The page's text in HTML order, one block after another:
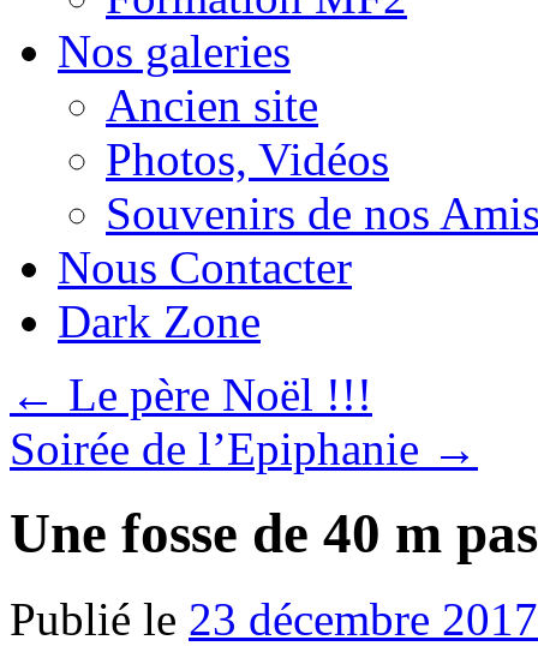
Nos galeries
Ancien site
Photos, Vidéos
Souvenirs de nos
Nous Contacter
Dark Zone
← Le père Noël !!!
Soirée de l’Epiphanie →
Une fosse de 40 m
Publié le 23 décembre 2017